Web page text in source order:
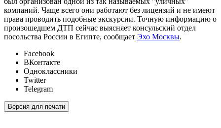
компаний. Чаще всего они работают без лицензий и не имеют
права проводить подобные экскурсии. Точную информацию о
произошедшем ДТП сейчас выясняет консульский отдел
посольства России в Египте, сообщает Эхо Москвы.
Facebook
ВКонтакте
Одноклассники
Twitter
Telegram
Версия для печати